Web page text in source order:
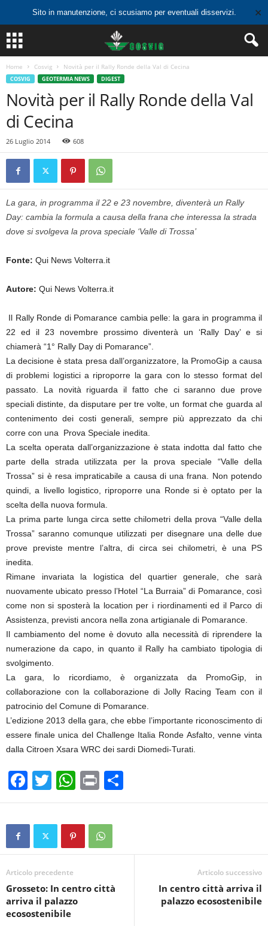
Sito in manutenzione, ci scusiamo per eventuali disservizi. ✕
Home Cosvig Novità per il Rally Ronde della Val di Cecina
COSVIG GEOTERMIA NEWS DIGEST
Novità per il Rally Ronde della Val
di Cecina
26 Luglio 2014 608
La gara, in programma il 22 e 23 novembre, diventerà un Rally
Day: cambia la formula a causa della frana che interessa la strada
dove si svolgeva la prova speciale ‘Valle di Trossa’
Fonte: Qui News Volterra.it
Autore: Qui News Volterra.it
Il Rally Ronde di Pomarance cambia pelle: la gara in programma il
22 ed il 23 novembre prossimo diventerà un ‘Rally Day’ e si
chiamerà “1° Rally Day di Pomarance”.
La decisione è stata presa dall’organizzatore, la PromoGip a causa
di problemi logistici a riproporre la gara con lo stesso format del
passato. La novità riguarda il fatto che ci saranno due prove
speciali distinte, da disputare per tre volte, un format che guarda al
contenimento dei costi generali, sempre più apprezzato da chi
corre con una Prova Speciale inedita.
La scelta operata dall’organizzazione è stata indotta dal fatto che
parte della strada utilizzata per la prova speciale “Valle della
Trossa” si è resa impraticabile a causa di una frana. Non potendo
quindi, a livello logistico, riproporre una Ronde si è optato per la
scelta della nuova formula.
La prima parte lunga circa sette chilometri della prova “Valle della
Trossa” saranno comunque utilizzati per disegnare una delle due
prove previste mentre l’altra, di circa sei chilometri, è una PS
inedita.
Rimane invariata la logistica del quartier generale, che sarà
nuovamente ubicato presso l’Hotel “La Burraia” di Pomarance, così
come non si sposterà la location per i riordinamenti ed il Parco di
Assistenza, previsti ancora nella zona artigianale di Pomarance.
Il cambiamento del nome è dovuto alla necessità di riprendere la
numerazione da capo, in quanto il Rally ha cambiato tipologia di
svolgimento.
La gara, lo ricordiamo, è organizzata da PromoGip, in
collaborazione con la collaborazione di Jolly Racing Team con il
patrocinio del Comune di Pomarance.
L’edizione 2013 della gara, che ebbe l’importante riconoscimento di
essere finale unica del Challenge Italia Ronde Asfalto, venne vinta
dalla Citroen Xsara WRC dei sardi Diomedi-Turati.
F
a
c
b
o
o
k
T
wi
tt
W
h
at
s
A
p
Pr
in
t
o
vi
Articolo precedente
Grosseto: In centro città
arriva il palazzo
ecosostenibile
Articolo successivo
In centro città arriva il
palazzo ecosostenibile